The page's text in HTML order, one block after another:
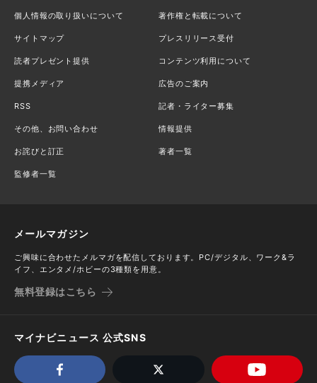
個人情報の取り扱いについて 著作権と転載について
サイトマップ プレスリリース受付
読者プレゼント提供 コンテンツ利用について
提携メディア 広告のご案内
RSS 記者・ライター募集
その他、お問い合わせ 情報提供
お詫びと訂正 著者一覧
監修者一覧
メールマガジン
ご興味に合わせたメルマガを配信しております。PC/デジタル、ワーク&ラ
イフ、エンタメ/ホビーの3種類を用意。
無料登録はこちら
マイナビニュース 公式SNS